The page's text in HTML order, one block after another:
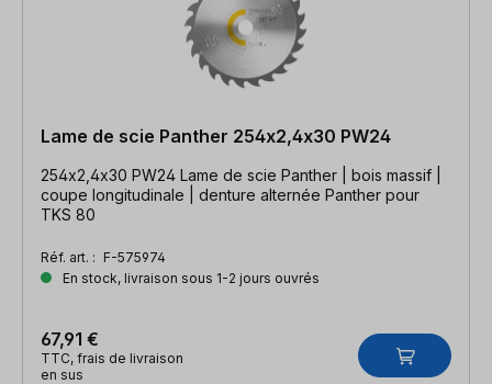
Lame de scie Panther 254x2,4x30 PW24
254x2,4x30 PW24 Lame de scie Panther | bois massif |
coupe longitudinale | denture alternée Panther pour
TKS 80
Réf. art. : F-575974
En stock, livraison sous 1-2 jours ouvrés
67,91 €
TTC, frais de livraison
en sus